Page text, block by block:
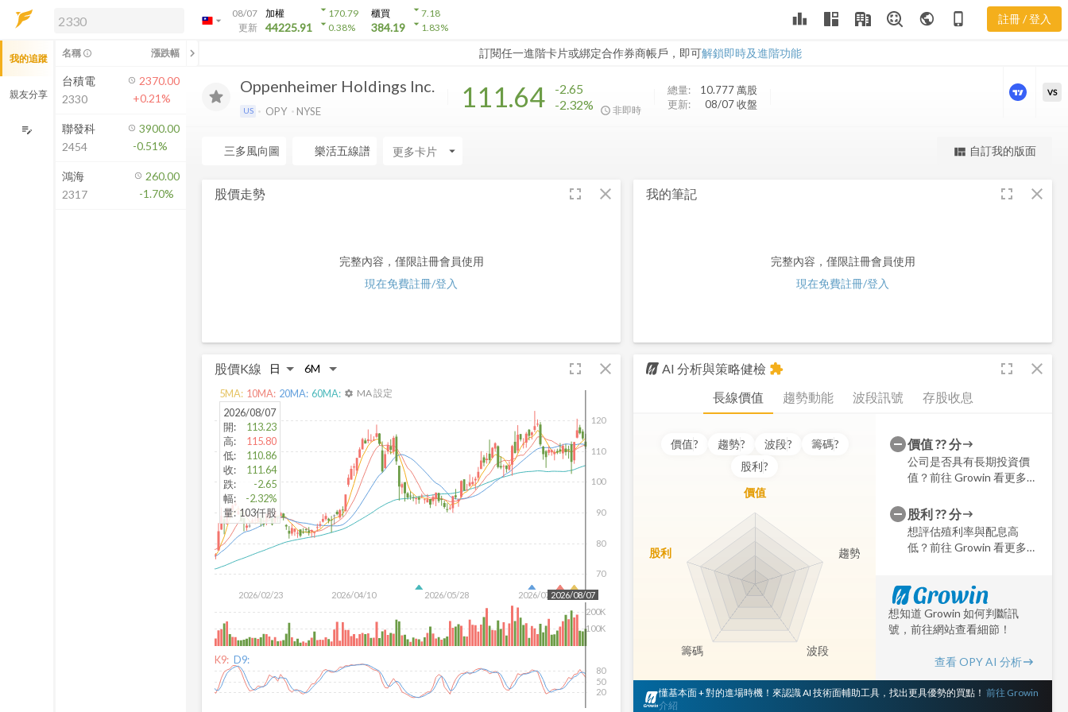
arrow_drop_down
08/07
更新
加權
44225.91
arrow_drop_down170.79
arrow_drop_down0.38%
櫃買
384.19
arrow_drop_down7.18
arrow_drop_down1.83% leaderboard public phone_iphone 註冊 / 登入
訂閱任一進階卡片或綁定合作券商帳戶，即可解鎖即時及進階功能
解鎖即時行情及進階功能
方案」，即可解鎖以下功能：
即時行情
即時市況與排行
成交金額熱力圖
前往方案訂閱
如何綁定合作券商
OPY
Oppenheimer Holdings Inc.
US OPY NYSE 111.64
-2.65
-2.32%
非即時
總量: 10.777 萬股
更新:
08/07 收盤
更強大的進階價量圖表
VS
三多風向圖 樂活五線譜 arrow_drop_down view_quilt 自訂我的版面
股價走勢 fullscreen close
完整內容，僅限註冊會員使用
現在免費註冊/登入
股價K線 fullscreen close
2026/02/23 2026/04/10 2026/05/28 2026/07/16
70
80
90
100
110
120
2026/08/07
100K
200K
2026/08/07
開:
113.23
高:
115.80
低:
110.86
收:
111.64
跌:
-2.65
幅:
-2.32%
量: 103仟股
5MA: 10MA: 20MA: 60MA: settings MA 設定
K9: D9:
20
50
80
我的筆記 fullscreen close
完整內容，僅限註冊會員使用
現在免費註冊/登入
AI 分析與策略健檢 fullscreen close
extension
長線價值 趨勢動能 波段訊號 存股收息
價值? 趨勢? 波段? 籌碼?
股利?
價值
趨勢
波段
籌碼
股利
價值??分
公司是否具有長期投資價
值？前往 Growin 看更多細
股利??分
想評估殖利率與配息高
低？前往 Growin 看更多細
想知道 Growin 如何判斷訊
號，前往網站查看細節！
查看 OPY AI 分析
懂基本面 + 對的進場時機！來認識 AI 技術面輔助工具，找出更具優勢的買點！ 前往 Growin
介紹
我的追蹤
親友分享
edit_note
名稱 info_outline 漲跌幅 chevron_left
台積電
2330
2370.00
+0.21%
聯發科
2454
3900.00
-0.51%
鴻海
2317
260.00
-1.70%